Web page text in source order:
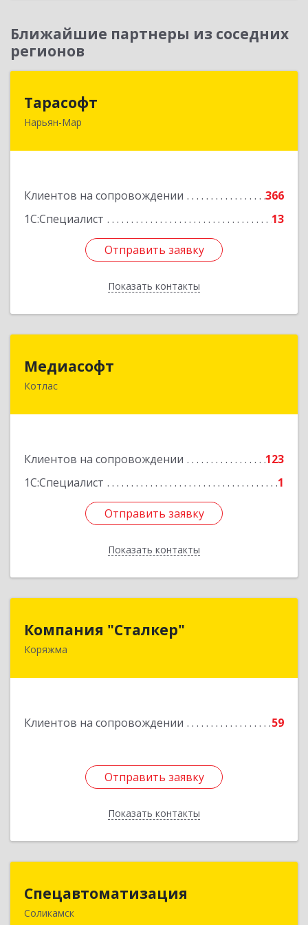
Ближайшие партнеры из соседних
регионов
Тарасофт
Нарьян-Мар
Клиентов на сопровождении
366
1С:Специалист
13
Отправить заявку
Показать контакты
166000, Ненецкий АО, Нарьян-Мар г, им
Отправить заявку
Назад
Медиасофт
Котлас
Клиентов на сопровождении
123
1С:Специалист
1
Отправить заявку
Показать контакты
Отправить заявку
Назад
Компания "Сталкер"
Коряжма
Клиентов на сопровождении 59
Отправить заявку
Показать контакты
Отправить заявку
Назад
Спецавтоматизация
Соликамск